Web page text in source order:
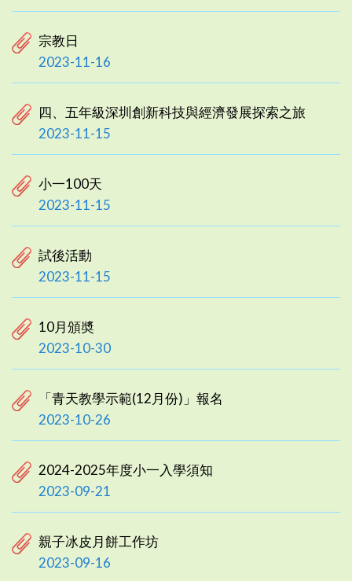
宗教日
2023-11-16
四、五年級深圳創新科技與經濟發展探索之旅
2023-11-15
小一100天
2023-11-15
試後活動
2023-11-15
10月頒奬
2023-10-30
「青天教學示範(12月份)」報名
2023-10-26
2024-2025年度小一入學須知
2023-09-21
親子冰皮月餅工作坊
2023-09-16